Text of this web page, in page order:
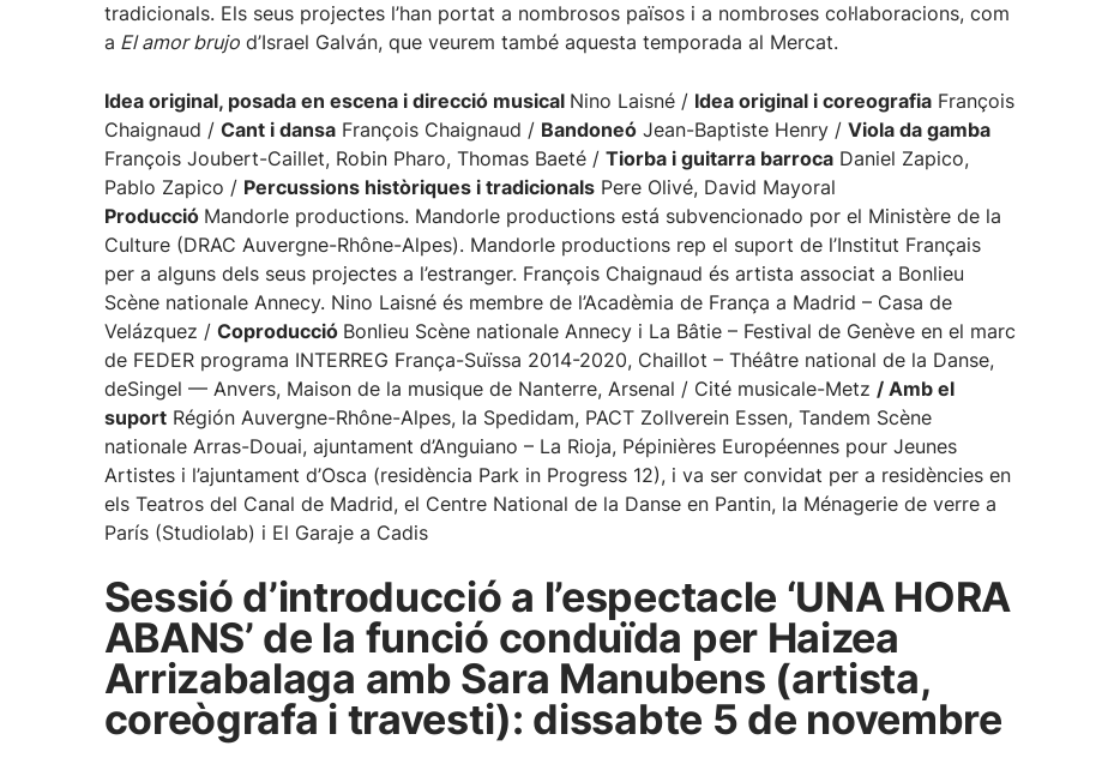
tradicionals. Els seus projectes l’han portat a nombrosos països i a nombroses col·laboracions, com
a El amor brujod’Israel Galván, que veurem també aquesta temporada al Mercat.
Idea original, posada en escena i direcció musical Nino Laisné / Idea original i coreografiaFrançois
Chaignaud / Cant i dansaFrançois Chaignaud / BandoneóJean-Baptiste Henry / Viola da gamba
François Joubert-Caillet, Robin Pharo, Thomas Baeté / Tiorba i guitarra barrocaDaniel Zapico,
Pablo Zapico / Percussions històriques i tradicionalsPere Olivé, David Mayoral
Producció Mandorle productions. Mandorle productions está subvencionado por el Ministère de la
Culture (DRAC Auvergne-Rhône-Alpes). Mandorle productions rep el suport de l’Institut Français
per a alguns dels seus projectes a l’estranger. François Chaignaud és artista associat a Bonlieu
Scène nationale Annecy. Nino Laisné és membre de l’Acadèmia de França a Madrid – Casa de
Velázquez / Coproducció Bonlieu Scène nationale Annecy i La Bâtie – Festival de Genève en el marc
de FEDER programa INTERREG França-Suïssa 2014-2020, Chaillot – Théâtre national de la Danse,
deSingel — Anvers, Maison de la musique de Nanterre, Arsenal / Cité musicale-Metz / Amb el
suportRégión Auvergne-Rhône-Alpes, la Spedidam, PACT Zollverein Essen, Tandem Scène
nationale Arras-Douai, ajuntament d’Anguiano – La Rioja, Pépinières Européennes pour Jeunes
Artistes i l’ajuntament d’Osca (residència Park in Progress 12), i va ser convidat per a residències en
els Teatros del Canal de Madrid, el Centre National de la Danse en Pantin, la Ménagerie de verre a
París (Studiolab) i El Garaje a Cadis
Sessió d’introducció a l’espectacle ‘UNA HORA
ABANS’ de la funció conduïda per Haizea
Arrizabalaga amb Sara Manubens (artista,
coreògrafa i travesti): dissabte 5 de novembre